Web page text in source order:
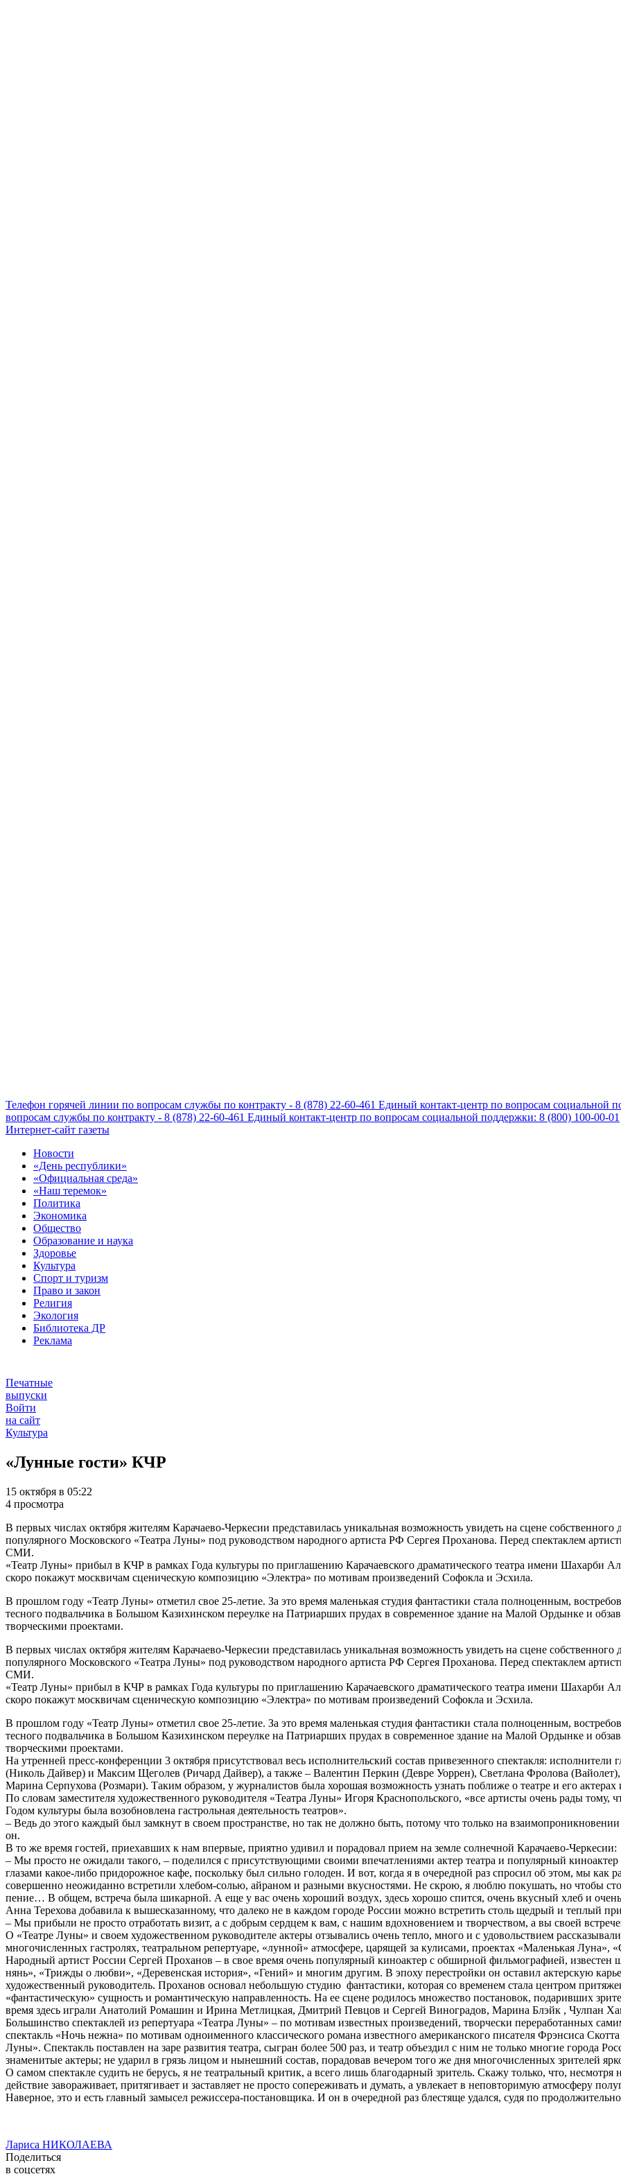
Телефон горячей линии по вопросам службы по контракту - 8 (878) 22-60-461 Единый контакт-центр по вопросам социальной
вопросам службы по контракту - 8 (878) 22-60-461 Единый контакт-центр по вопросам социальной поддержки: 8 (800) 100-00-01
Интернет-сайт газеты
Новости
«День республики»
«Официальная среда»
«Наш теремок»
Политика
Экономика
Общество
Образование и наука
Здоровье
Культура
Спорт и туризм
Право и закон
Религия
Экология
Библиотека ДР
Реклама
Печатные
выпуски
Войти
на сайт
Культура
«Лунные гости» КЧР
15 октября в 05:22
4 просмотра
В первых числах октября жителям Карачаево-Черкесии представилась уникальная возможность увидеть на сцене собственного
популярного Московского «Театра Луны» под руководством народного артиста РФ Сергея Проханова. Перед спектаклем
СМИ.
«Театр Луны» прибыл в КЧР в рамках Года культуры по приглашению Карачаевского драматического театра имени Шахарби
скоро покажут москвичам сценическую композицию «Электра» по мотивам произведений Софокла и Эсхила.
В прошлом году «Театр Луны» отметил свое 25-летие. За это время маленькая студия фантастики стала полноценным,
тесного подвальчика в Большом Казихинском переулке на Патриарших прудах в современное здание на Малой Ордынке и
творческими проектами.
В первых числах октября жителям Карачаево-Черкесии представилась уникальная возможность увидеть на сцене собственного
популярного Московского «Театра Луны» под руководством народного артиста РФ Сергея Проханова. Перед спектаклем
СМИ.
«Театр Луны» прибыл в КЧР в рамках Года культуры по приглашению Карачаевского драматического театра имени Шахарби
скоро покажут москвичам сценическую композицию «Электра» по мотивам произведений Софокла и Эсхила.
В прошлом году «Театр Луны» отметил свое 25-летие. За это время маленькая студия фантастики стала полноценным,
тесного подвальчика в Большом Казихинском переулке на Патриарших прудах в современное здание на Малой Ордынке и
творческими проектами.
На утренней пресс-конференции 3 октября присутствовал весь исполнительский состав привезенного спектакля:
(Николь Дайвер) и Максим Щеголев (Ричард Дайвер), а также – Валентин Перкин (Девре Уоррен), Светлана Фролова
Марина Серпухова (Розмари). Таким образом, у журналистов была хорошая возможность узнать поближе о театре и его актерах
По словам заместителя художественного руководителя «Театра Луны» Игоря Краснопольского, «все артисты очень рады
Годом культуры была возобновлена гастрольная деятельность театров».
– Ведь до этого каждый был замкнут в своем пространстве, но так не должно быть, потому что только на
он.
В то же время гостей, приехавших к нам впервые, приятно удивил и порадовал прием на земле солнечной Карачаево-Черкесии:
– Мы просто не ожидали такого, – поделился с присутствующими своими впечатлениями актер театра и популярный
глазами какое-либо придорожное кафе, поскольку был сильно голоден. И вот, когда я в очередной раз спросил об этом, мы как
совершенно неожиданно встретили хлебом-солью, айраном и разными вкусностями. Не скрою, я люблю покушать, но чтобы
пение… В общем, встреча была шикарной. А еще у вас очень хороший воздух, здесь хорошо спится, очень вкусный хлеб и
Анна Терехова добавила к вышесказанному, что далеко не в каждом городе России можно встретить столь щедрый и теплый
– Мы прибыли не просто отработать визит, а с добрым сердцем к вам, с нашим вдохновением и творчеством, а вы своей
О «Театре Луны» и своем художественном руководителе актеры отзывались очень тепло, много и с удовольствием
многочисленных гастролях, театральном репертуаре, «лунной» атмосфере, царящей за кулисами, проектах «Маленькая
Народный артист России Сергей Проханов – в свое время очень популярный киноактер с обширной фильмографией,
нянь», «Трижды о любви», «Деревенская история», «Гений» и многим другим. В эпоху перестройки он оставил актерскую
художественный руководитель. Проханов основал небольшую студию фантастики, которая со временем стала центром
«фантастическую» сущность и романтическую направленность. На ее сцене родилось множество постановок, подаривших
время здесь играли Анатолий Ромашин и Ирина Метлицкая, Дмитрий Певцов и Сергей Виноградов, Марина Блэйк , Чулпан
Большинство спектаклей из репертуара «Театра Луны» – по мотивам известных произведений, творчески переработанных
спектакль «Ночь нежна» по мотивам одноименного классического романа известного американского писателя Фрэнсиса
Луны». Спектакль поставлен на заре развития театра, сыгран более 500 раз, и театр объездил с ним не только многие города
знаменитые актеры; не ударил в грязь лицом и нынешний состав, порадовав вечером того же дня многочисленных зрителей
О самом спектакле судить не берусь, я не театральный критик, а всего лишь благодарный зритель. Скажу только, что,
действие завораживает, притягивает и заставляет не просто сопереживать и думать, а увлекает в неповторимую атмосферу
Наверное, это и есть главный замысел режиссера-постановщика. И он в очередной раз блестяще удался, судя по
Лариса НИКОЛАЕВА
Поделиться
в соцсетях